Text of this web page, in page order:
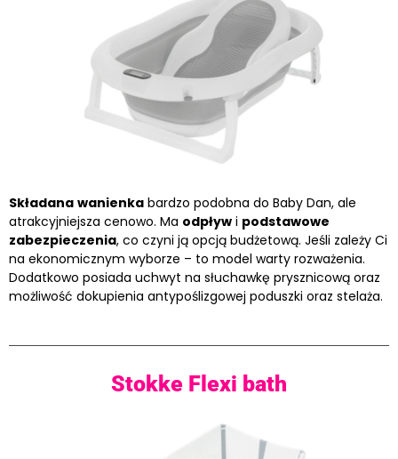
Składana wanienka bardzo podobna do Baby Dan, ale
atrakcyjniejsza cenowo. Ma odpływ i podstawowe
zabezpieczenia, co czyni ją opcją budżetową. Jeśli zależy Ci
na ekonomicznym wyborze – to model warty rozważenia.
Dodatkowo posiada uchwyt na słuchawkę prysznicową oraz
możliwość dokupienia antypoślizgowej poduszki oraz stelaża.
Stokke Flexi bath